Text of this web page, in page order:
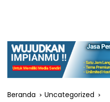
Beranda Uncategorized